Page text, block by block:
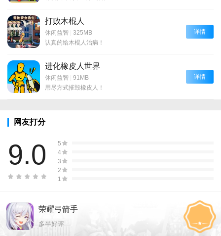
打败木棍人
休闲益智 | 325MB
认真的给木棍人治病！
详情
进化橡皮人世界
休闲益智 | 91MB
用尽方式摧毁橡皮人！
详情
网友打分
9.0
5
4
3
2
1
荣耀弓箭手
多半好评